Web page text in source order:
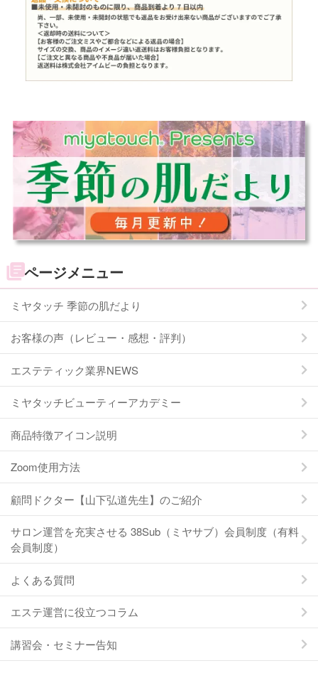
ページメニュー
ミヤタッチ 季節の肌だより
お客様の声（レビュー・感想・評判）
エステティック業界NEWS
ミヤタッチビューティーアカデミー
商品特徴アイコン説明
Zoom使用方法
顧問ドクター【山下弘道先生】のご紹介
サロン運営を充実させる 38Sub（ミヤサブ）会員制度（有料
会員制度）
よくある質問
エステ運営に役立つコラム
講習会・セミナー告知